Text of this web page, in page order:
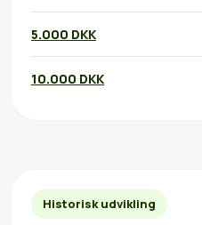
5.000 DKK
10.000 DKK
Historisk udvikling